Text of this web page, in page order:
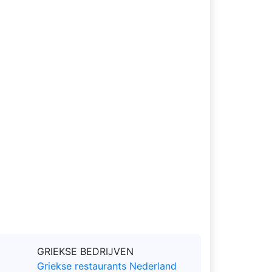
GRIEKSE BEDRIJVEN
Griekse restaurants Nederland